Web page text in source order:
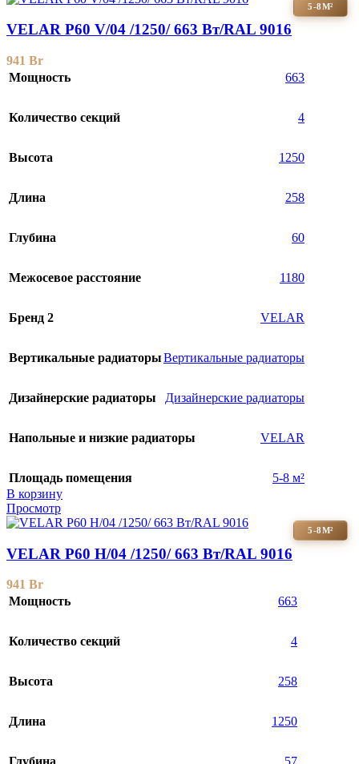
5-8М²
VELAR P60 V/04 /1250/ 663 Bт/RAL 9016
941 Br
Мощность
663
Количество секций 4
Высота 1250
Длина 258
Глубина 60
Межосевое расстояние 1180
Бренд 2 VELAR
Вертикальные радиаторыВертикальные радиаторы
Дизайнерские радиаторы Дизайнерские радиаторы
Напольные и низкие радиаторы VELAR
Площадь помещения
5-8 м²
В корзину
Просмотр
5-8М²
VELAR P60 H/04 /1250/ 663 Bт/RAL 9016
941 Br
Мощность
663
Количество секций 4
Высота 258
Длина 1250